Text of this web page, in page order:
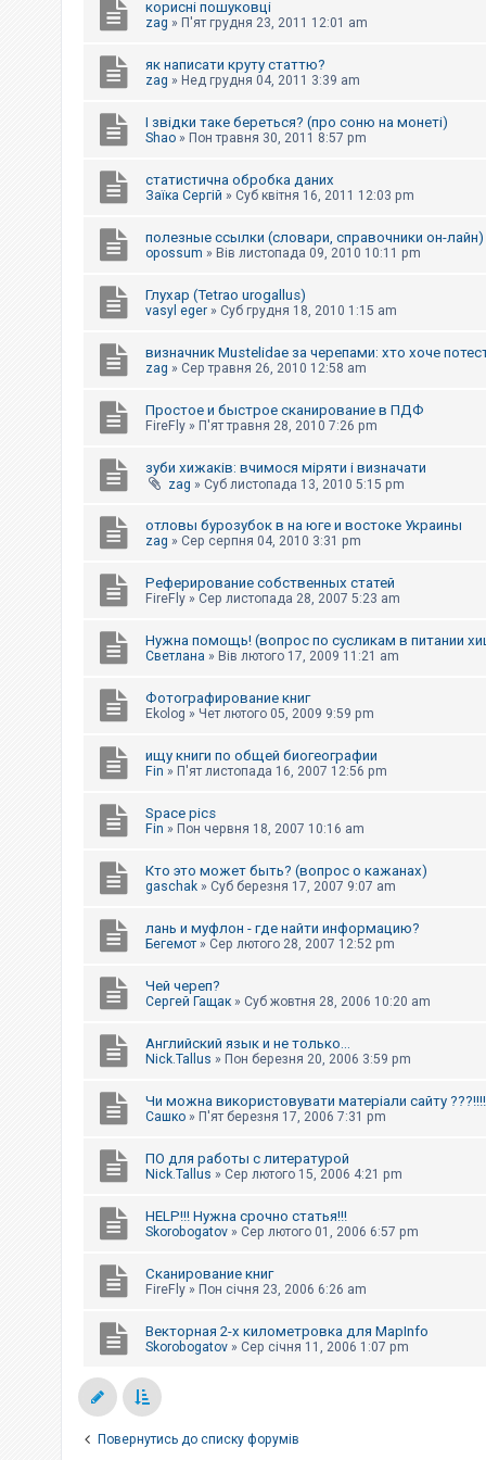
корисні пошуковці
zag » П'ят грудня 23, 2011 12:01 am
як написати круту статтю?
zag » Нед грудня 04, 2011 3:39 am
І звідки таке береться? (про соню на монеті)
Shao » Пон травня 30, 2011 8:57 pm
статистична обробка даних
Заїка Сергій » Суб квітня 16, 2011 12:03 pm
полезные ссылки (словари, справочники он-лайн)
opossum » Вів листопада 09, 2010 10:11 pm
Глухар (Tetrao urogallus)
vasyl eger » Суб грудня 18, 2010 1:15 am
визначник Mustelidae за черепами: хто хоче
zag » Сер травня 26, 2010 12:58 am
Простое и быстрое сканирование в ПДФ
FireFly » П'ят травня 28, 2010 7:26 pm
зуби хижаків: вчимося міряти і визначати
zag » Суб листопада 13, 2010 5:15 pm
отловы бурозубок в на юге и востоке Украины
zag » Сер серпня 04, 2010 3:31 pm
Реферирование собственных статей
FireFly » Сер листопада 28, 2007 5:23 am
Нужна помощь! (вопрос по сусликам в питании
Светлана » Вів лютого 17, 2009 11:21 am
Фотографирование книг
Ekolog » Чет лютого 05, 2009 9:59 pm
ищу книги по общей биогеографии
Fin » П'ят листопада 16, 2007 12:56 pm
Space pics
Fin » Пон червня 18, 2007 10:16 am
Кто это может быть? (вопрос о кажанах)
gaschak » Суб березня 17, 2007 9:07 am
лань и муфлон - где найти информацию?
Бегемот » Сер лютого 28, 2007 12:52 pm
Чей череп?
Сергей Гащак » Суб жовтня 28, 2006 10:20 am
Английский язык и не только...
Nick.Tallus » Пон березня 20, 2006 3:59 pm
Чи можна використовувати матеріали сайту ???!!!!
Сашко » П'ят березня 17, 2006 7:31 pm
ПО для работы с литературой
Nick.Tallus » Сер лютого 15, 2006 4:21 pm
HELP!!! Нужна срочно статья!!!
Skorobogatov » Сер лютого 01, 2006 6:57 pm
Сканирование книг
FireFly » Пон січня 23, 2006 6:26 am
Векторная 2-х километровка для MapInfo
Skorobogatov » Сер січня 11, 2006 1:07 pm
Повернутись до списку форумів